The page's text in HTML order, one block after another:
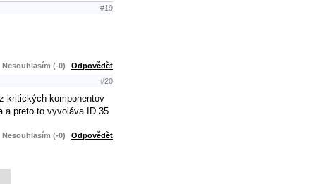
#19
Nesouhlasím (-0) Odpovědět
#20
kritických komponentov
a preto to vyvoláva ID 35
Nesouhlasím (-0) Odpovědět